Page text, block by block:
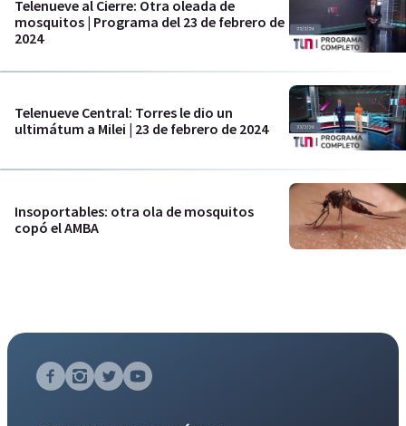
Telenueve al Cierre: Otra oleada de
mosquitos | Programa del 23 de febrero de
2024
Telenueve Central: Torres le dio un
ultimátum a Milei | 23 de febrero de 2024
Insoportables: otra ola de mosquitos
copó el AMBA